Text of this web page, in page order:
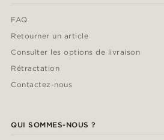
FAQ
Retourner un article
Consulter les options de livraison
Rétractation
Contactez-nous
QUI SOMMES-NOUS ?